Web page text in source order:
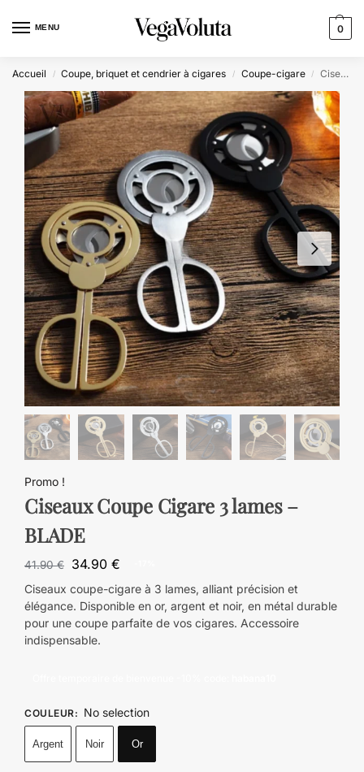
MENU 0
Accueil / Coupe, briquet et cendrier à cigares / Coupe-cigare / Ciseaux Coupe Cigare 3 lames – BLADE
Promo !
Ciseaux Coupe Cigare 3 lames –
BLADE
41.90€ 34.90 €
Ciseaux coupe-cigare à 3 lames, alliant précision et
élégance. Disponible en or, argent et noir, en métal durable
pour une coupe parfaite de vos cigares. Accessoire
indispensable.
COULEUR: No selection
Argent Noir Or